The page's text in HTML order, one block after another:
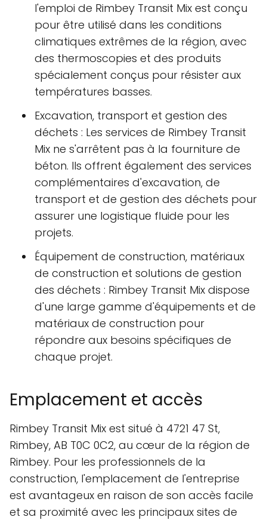
l'emploi de Rimbey Transit Mix est conçu
pour être utilisé dans les conditions
climatiques extrêmes de la région, avec
des thermoscopies et des produits
spécialement conçus pour résister aux
températures basses.
Excavation, transport et gestion des
déchets : Les services de Rimbey Transit
Mix ne s'arrêtent pas à la fourniture de
béton. Ils offrent également des services
complémentaires d'excavation, de
transport et de gestion des déchets pour
assurer une logistique fluide pour les
projets.
Équipement de construction, matériaux
de construction et solutions de gestion
des déchets : Rimbey Transit Mix dispose
d'une large gamme d'équipements et de
matériaux de construction pour
répondre aux besoins spécifiques de
chaque projet.
Emplacement et accès
Rimbey Transit Mix est situé à 4721 47 St,
Rimbey, AB T0C 0C2, au cœur de la région de
Rimbey. Pour les professionnels de la
construction, l'emplacement de l'entreprise
est avantageux en raison de son accès facile
et sa proximité avec les principaux sites de